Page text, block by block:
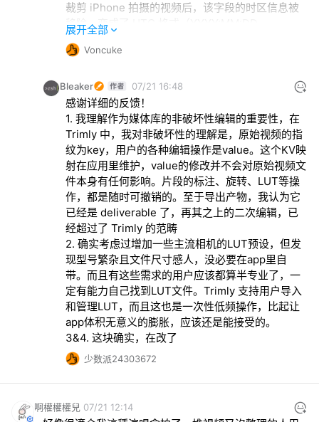
裁剪 iPhone 拍摄的视频后，该字段的时区信息被
移除，变成了 UTC 格式（YYYY:MM:DD
HH:MM:SSZ），并同步写入了 UserData:Content
CreateDate。建议参考苹果官方标准，保留原始时
持时间显示与排序保持准确。
4. 关于单反视频裁剪后的时间戳字段
裁剪单反拍摄的视频后，写入的是
UserData:Date/Time Original（格式为
YYYY:MM:DD HH:MM:SSZ）。虽然苹果系统也能
识别 UserData 分组下的时间戳，但其兼容性与稳
定性不如 Keys:CreationDate。建议统一使用后者
作为主要时间戳字段，以获得更好的跨平台一致
性。
可参考苹果开发者论坛的相关讨论：
https://discussions.apple.com/docs/DOC-
250002750
希望对后续版本迭代有所帮助，谢谢！
展开全部
Voncuke
Bleaker 07/21 16:48
感谢详细的反馈！
1. 我理解作为媒体库的非破坏性编辑的重要性，在
Trimly 中，我对非破坏性的理解是，原始视频的指
纹为key，用户的各种编辑操作是value。这个KV映
射在应用里维护，value的修改并不会对原始视频文
件本身有任何影响。片段的标注、旋转、LUT等操
作，都是随时可撤销的。至于导出产物，我认为它
已经是 deliverable 了，再其之上的二次编辑，已
经超过了 Trimly 的范畴
2. 确实考虑过增加一些主流相机的LUT预设，但发
现型号繁杂且文件尺寸感人，没必要在app里自
带。而且有这些需求的用户应该都算半专业了，一
定有能力自己找到LUT文件。Trimly 支持用户导入
和管理LUT，而且这也是一次性低频操作，比起让
app体积无意义的膨胀，应该还是能接受的。
3&4. 这块确实，在改了
少数派24303672
啊權權權兒 07/21 12:14